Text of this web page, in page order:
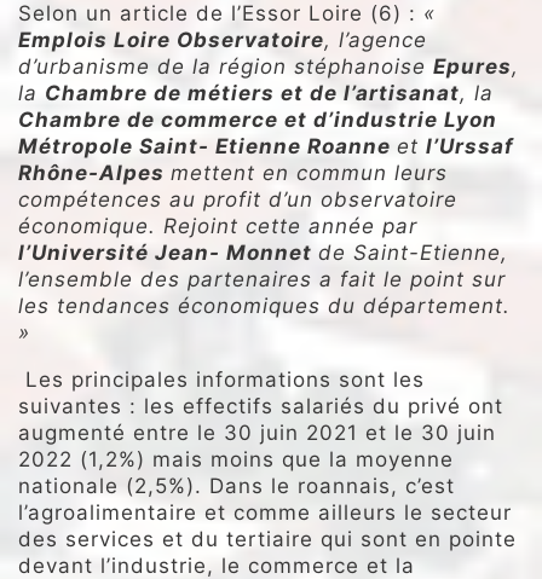
Selon un article de l’Essor Loire (6) : «
Emplois Loire Observatoire, l’agence
d’urbanisme de la région stéphanoise Epures,
la Chambre de métiers et de l’artisanat, la
Chambre de commerce et d’industrie Lyon
Métropole Saint- Etienne Roanne et l’Urssaf
Rhône-Alpes mettent en commun leurs
compétences au profit d’un observatoire
économique. Rejoint cette année par
l’Université Jean- Monnet de Saint-Etienne,
l’ensemble des partenaires a fait le point sur
les tendances économiques du département.
»
Les principales informations sont les
suivantes : les effectifs salariés du privé ont
augmenté entre le 30 juin 2021 et le 30 juin
2022 (1,2%) mais moins que la moyenne
nationale (2,5%). Dans le roannais, c’est
l’agroalimentaire et comme ailleurs le secteur
des services et du tertiaire qui sont en pointe
devant l’industrie, le commerce et la